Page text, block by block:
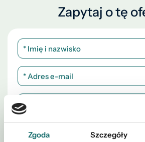
Zgoda Szczegóły
Zapytaj o tę